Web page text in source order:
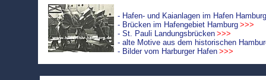
- Hafen- und Kaianlagen im Hafen
- Brücken im Hafengebiet Hamburg >>>
- St. Pauli Landungsbrücken >>>
- alte Motive aus dem historischen
- Bilder vom Harburger Hafen >>>